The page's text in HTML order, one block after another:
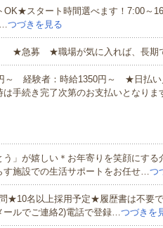
スタート時間選べます！7:00～
…つづきを見る
★急募 ★職場が気に入れば、長期
～ 経験者：時給1350円～ ★日払い
手続き完了次第のお支払いとなりま
う」が嬉しい＊お年寄りを笑顔にす
す施設での生活サポートをお任せ…つ
★10名以上採用予定★履歴書は不要
ールでご連絡2)電話で登録…つづきを